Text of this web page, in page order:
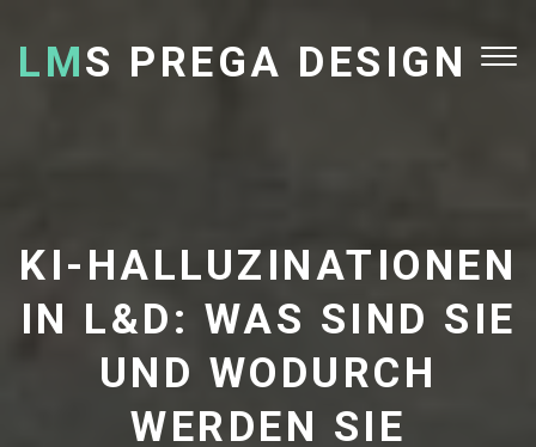
LMS PREGA DESIGN
KI-HALLUZINATIONEN
IN L&D: WAS SIND SIE
UND WODURCH
WERDEN SIE